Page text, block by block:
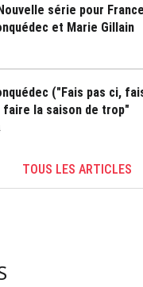
série pour
et Marie Gillain
("Fais pas ci,
faire la saison de trop"
TOUS LES ARTICLES